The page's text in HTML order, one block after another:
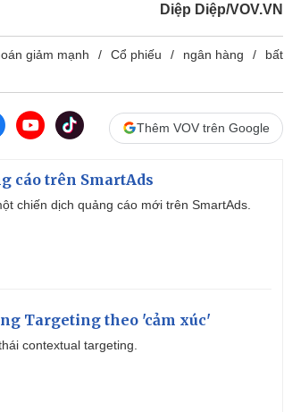
Diệp Diệp/VOV.VN
giảm mạnh Cổ phiếu ngân hàng
bất
Thêm VOV trên Google
cáo trên SmartAds
chiến dịch quảng cáo mới trên SmartAds.
Targeting theo 'cảm xúc'
contextual targeting.